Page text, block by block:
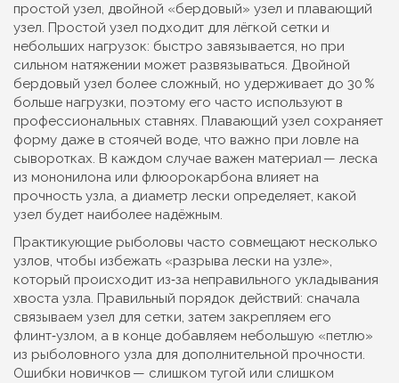
простой узел, двойной «бердовый» узел и плавающий
узел. Простой узел подходит для лёгкой сетки и
небольших нагрузок: быстро завязывается, но при
сильном натяжении может развязываться. Двойной
бердовый узел более сложный, но удерживает до 30 %
больше нагрузки, поэтому его часто используют в
профессиональных ставнях. Плавающий узел сохраняет
форму даже в стоячей воде, что важно при ловле на
сыворотках. В каждом случае важен материал — леска
из мононилона или флюорокарбона влияет на
прочность узла, а диаметр лески определяет, какой
узел будет наиболее надёжным.
Практикующие рыболовы часто совмещают несколько
узлов, чтобы избежать «разрыва лески на узле»,
который происходит из‑за неправильного укладывания
хвоста узла. Правильный порядок действий: сначала
связываем узел для сетки, затем закрепляем его
флинт‑узлом, а в конце добавляем небольшую «петлю»
из рыболовного узла для дополнительной прочности.
Ошибки новичков — слишком тугой или слишком